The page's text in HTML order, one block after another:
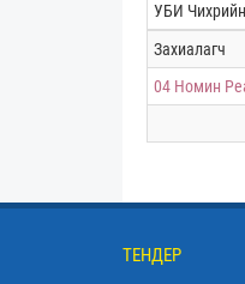
УБИ Чихрийн
Захиалагч
04 Номин
ТЕНДЕР